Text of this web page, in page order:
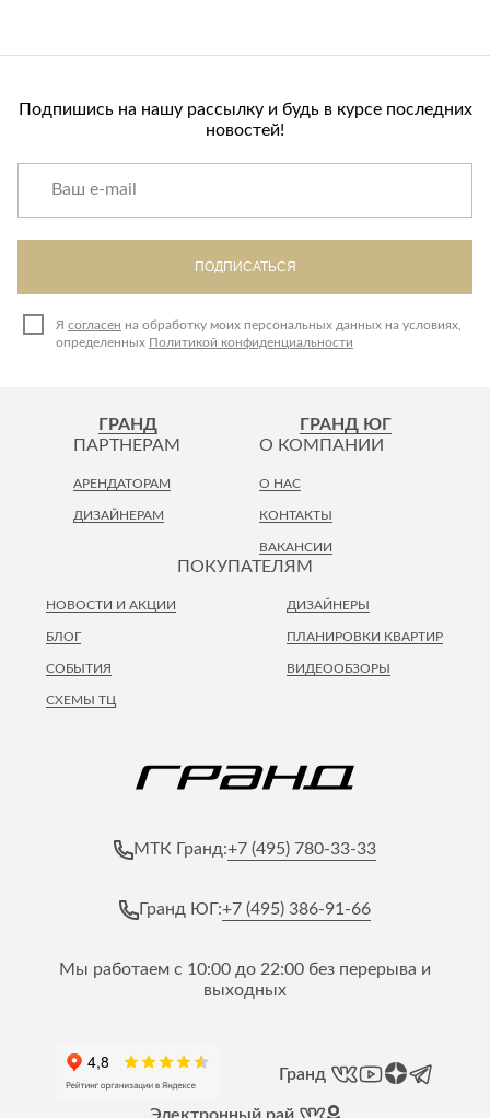
Подпишись на нашу рассылку и будь в курсе последних
новостей!
ПОДПИСАТЬСЯ
Я согласен на обработку моих персональных данных на условиях,
определенных Политикой конфиденциальности
ГРАНД ГРАНД ЮГ
ПОКУПАТЕЛЯМ
НОВОСТИ И АКЦИИ
ПЛАНИРОВКИ КВАРТИР
ВИДЕООБЗОРЫ
БЛОГ
СОБЫТИЯ
СХЕМЫ ТЦ
ДИЗАЙНЕРЫ
ПАРТНЕРАМ
АРЕНДАТОРАМ
ДИЗАЙНЕРАМ
О КОМПАНИИ
О НАС
КОНТАКТЫ
ВАКАНСИИ
МТК Гранд:+7 (495) 780-33-33
Гранд ЮГ:+7 (495) 386-91-66
Мы работаем с 10:00 до 22:00 без перерыва и
выходных
Гранд